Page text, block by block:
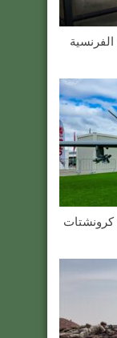
طائرة كرونشتات